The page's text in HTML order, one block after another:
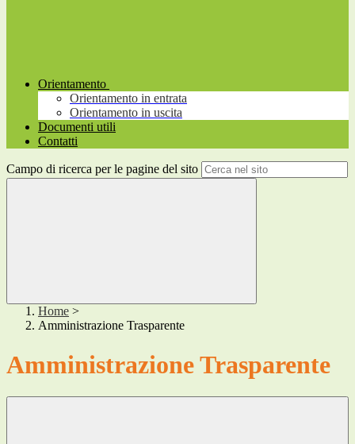
Orientamento
Orientamento in entrata
Orientamento in uscita
Documenti utili
Contatti
Campo di ricerca per le pagine del sito
Home >
Amministrazione Trasparente
Amministrazione Trasparente